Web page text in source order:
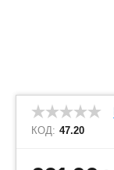
КОД: 47.20